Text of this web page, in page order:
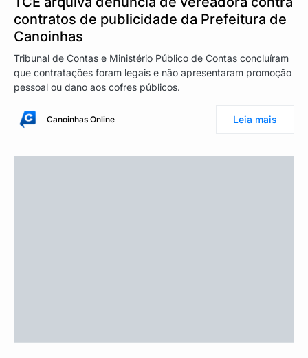
contratos de publicidade da Prefeitura de
Canoinhas
Tribunal de Contas e Ministério Público de Contas concluíram
que contratações foram legais e não apresentaram promoção
pessoal ou dano aos cofres públicos.
Canoinhas Online Leia mais